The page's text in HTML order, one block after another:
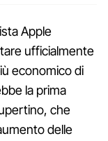
Apple
ufficialmente
economico di
la prima
che
delle